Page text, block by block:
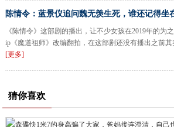
陈情令：蓝景仪追问魏无羡生死，谁还记得坐
《陈情令》这部剧的播出，让不少女孩在2019年的为
ip《魔道祖师》改编翻拍，在这部剧还没有播出之前
[更多]
猜你喜欢